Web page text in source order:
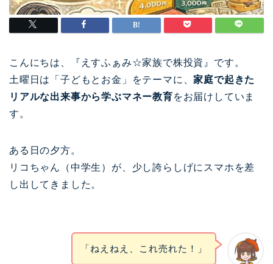
こんにちは、『えすふぁみ☆家族で株投資』です。
土曜日は「子どもとお金」をテーマに、家庭で起きた
リアルな出来事から学ぶマネー教育をお届けしていま
す。
ある日の夕方。
リコちゃん（中学生）が、少し誇らしげにスマホを差
し出してきました。
「ねえねえ、これ売れた！」